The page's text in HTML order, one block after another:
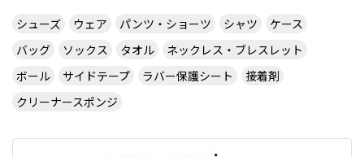
シューズ ウェア パンツ・ショーツ シャツ
ケース
バッグ
ソックス タオル
ネックレス・ブレスレット
ボール
サイドテープ ラバー保護シート
接着剤
クリーナースポンジ